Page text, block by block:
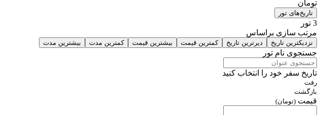
تومان
تاریخ‌های تور
3 تور
مرتب سازی براساس
نزدیکترین تاریخ دیرترین تاریخ کمترین قیمت بیشترین قیمت کمترین مدت بیشترین مدت
جستجوی نام تور
تاریخ سفر خود را انتخاب کنید
رفت
بازگشت
قیمت (تومان)